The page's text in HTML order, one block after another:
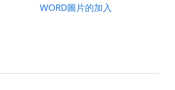
WORD圖片的加入